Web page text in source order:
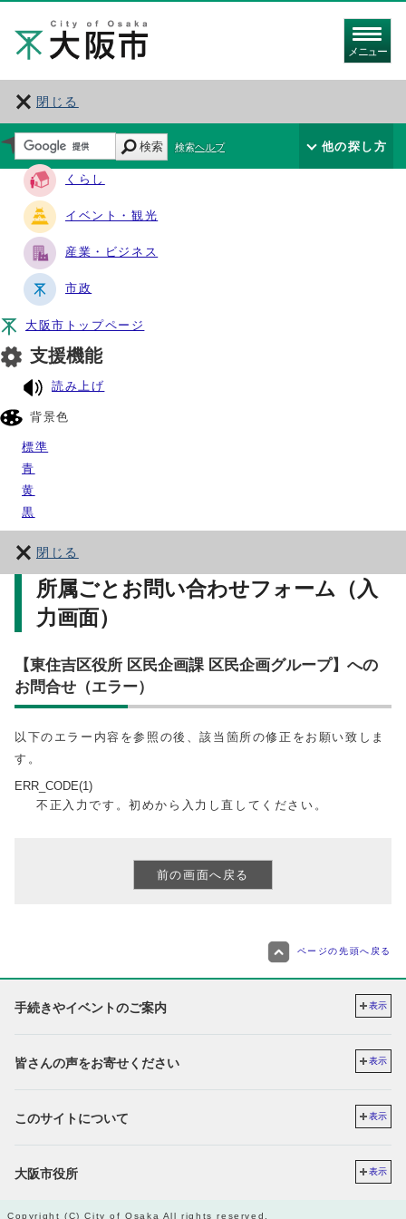
メニュー
閉じる
サイト・ナビ
くらし
イベント・観光
産業・ビジネス
市政
大阪市トップページ
支援機能
読み上げ
背景色
標準
青
黄
黒
閉じる
検索 検索ヘルプ 他の探し方
所属ごとお問い合わせフォーム（入
力画面）
【東住吉区役所 区民企画課 区民企画グループ】への
お問合せ（エラー）
以下のエラー内容を参照の後、該当箇所の修正をお願い致しま
す。
ERR_CODE(1)
不正入力です。初めから入力し直してください。
ページの先頭へ戻る
手続きやイベントのご案内 表示
皆さんの声をお寄せください 表示
このサイトについて 表示
大阪市役所 表示
Copyright (C) City of Osaka All rights reserved.